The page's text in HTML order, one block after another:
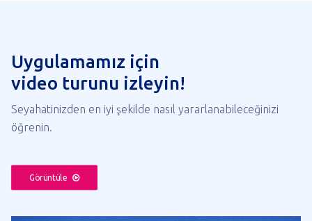
Uygulamamız için
video turunu izleyin!
Seyahatinizden en iyi şekilde nasıl yararlanabileceğinizi
öğrenin.
Görüntüle